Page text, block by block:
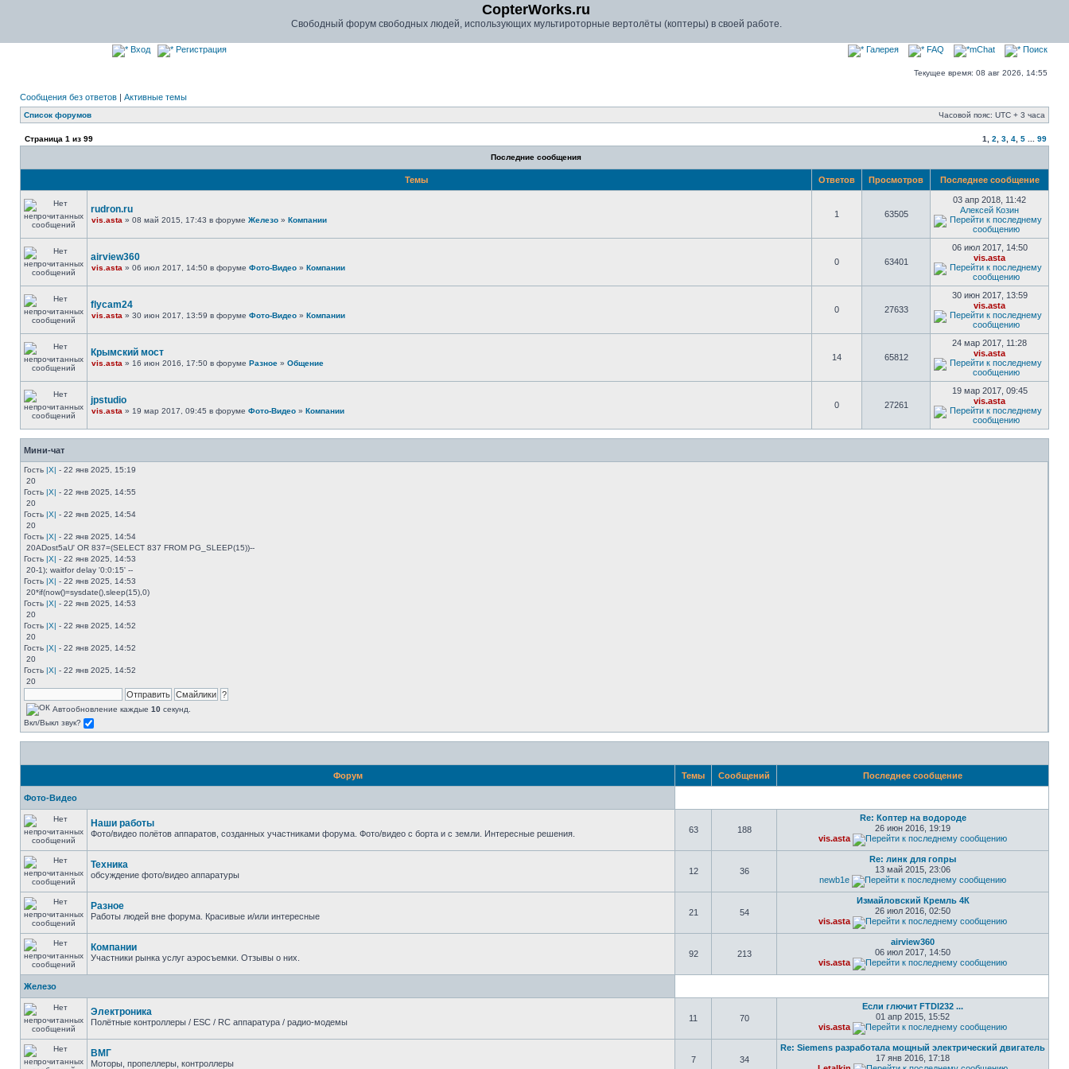
CopterWorks.ru
Свободный форум свободных людей, использующих мультироторные вертолёты (коптеры) в своей работе.
Вход Регистрация Галерея FAQ mChat Поиск
Текущее время: 08 авг 2026, 14:55
Сообщения без ответов | Активные темы
Список форумов Часовой пояс: UTC + 3 часа
Страница 1 из 99 1 2 3 4 5 99
Последние сообщения
Темы Ответов Просмотров Последнее сообщение
rudron.ru
vis.asta » 08 май 2015, 17:43 в форуме Железо » Компании
1 63505
03 апр 2018, 11:42
Алексей Козин
airview360
vis.asta » 06 июл 2017, 14:50 в форуме Фото-Видео » Компании
0 63401
06 июл 2017, 14:50
vis.asta
flycam24
vis.asta » 30 июн 2017, 13:59 в форуме Фото-Видео » Компании
0 27633
30 июн 2017, 13:59
vis.asta
Крымский мост
vis.asta » 16 июн 2016, 17:50 в форуме Разное » Общение
14 65812
24 мар 2017, 11:28
vis.asta
jpstudio
vis.asta » 19 мар 2017, 09:45 в форуме Фото-Видео » Компании
0 27261
19 мар 2017, 09:45
vis.asta
Мини-чат
Гость |X| - 22 янв 2025, 15:19
20
Гость |X| - 22 янв 2025, 14:55
20
Гость |X| - 22 янв 2025, 14:54
20
Гость |X| - 22 янв 2025, 14:54
20ADost5aU' OR 837=(SELECT 837 FROM PG_SLEEP(15))--
Гость |X| - 22 янв 2025, 14:53
20-1); waitfor delay '0:0:15' --
Гость |X| - 22 янв 2025, 14:53
20*if(now()=sysdate(),sleep(15),0)
Гость |X| - 22 янв 2025, 14:53
20
Гость |X| - 22 янв 2025, 14:52
20
Гость |X| - 22 янв 2025, 14:52
20
Гость |X| - 22 янв 2025, 14:52
20
Автообновление каждые 10 секунд.
Вкл/Выкл звук?
Форум Темы Сообщений Последнее сообщение
Фото-Видео
Наши работы
Фото/видео полётов аппаратов, созданных участниками форума. Фото/видео с борта и с земли. Интересные решения. 63 188
Re: Коптер на водороде
26 июн 2016, 19:19
vis.asta
Техника
обсуждение фото/видео аппаратуры 12 36
Re: линк для гопры
13 май 2015, 23:06
newb1e
Разное
Работы людей вне форума. Красивые и/или интересные 21 54
Измайловский Кремль 4К
26 июл 2016, 02:50
vis.asta
Компании
Участники рынка услуг аэросъемки. Отзывы о них. 92 213
airview360
06 июл 2017, 14:50
vis.asta
Железо
Электроника
Полётные контроллеры / ESC / RC аппаратура / радио-модемы 11 70
Если глючит FTDI232 ...
01 апр 2015, 15:52
vis.asta
ВМГ
Моторы, пропеллеры, контроллеры 7 34
Re: Siemens разработала мощный электрический двигатель
17 янв 2016, 17:18